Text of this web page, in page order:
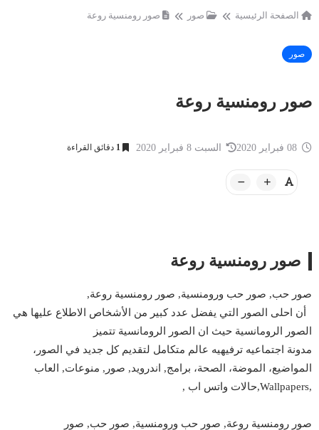
الصفحة الرئيسية صور صور رومنسية روعة
صور
صور رومنسية روعة
السبت 8 فبراير 2020 1 دقائق القراءة
صور رومنسية روعة
صور حب, صور حب ورومنسية, صور رومنسية روعة,
أن احلى الصور التي يفضل عدد كبير من الأشخاص الاطلاع عليها هي
الصور الرومانسية حيث ان الصور الرومانسية تتميز
مدونة اجتماعيه ترفيهيه عالم متكامل لتقديم كل جديد في الصور،
المواضيع، الموضة، الصحة، برامج, اندرويد, صور, منوعات, العاب
,Wallpapers,حالات واتس اب ,
صور رومنسية روعة, صور حب ورومنسية, صور حب, صور